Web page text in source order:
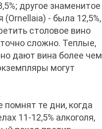
другое знаменитое
(Ornellaia) - была 12,5%,
столовое вино
сложно. Теплые,
дают вина более чем
могут
те дни, когда
11-12,5% алкоголя,